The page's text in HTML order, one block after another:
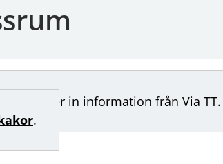
sida läser in information från Via
.